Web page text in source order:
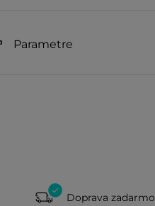
Parametre
Doprava zadarmo